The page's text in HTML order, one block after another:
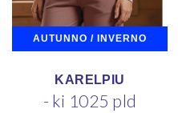
AUTUNNO / INVERNO
KARELPIU
- ki 1025 pld